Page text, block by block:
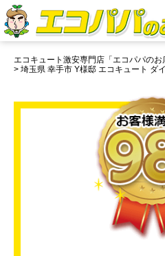
エコキュート激安専門店「エコパパのお
埼玉県 幸手市 Y様邸 エコキュート ダ